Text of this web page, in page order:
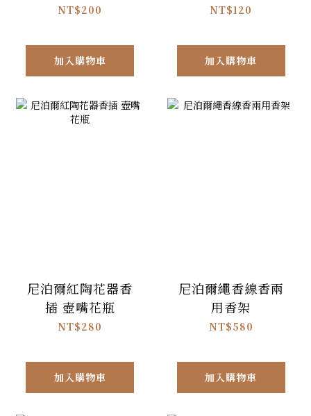
NT$200
加入購物車
NT$120
加入購物車
尼泊爾紅陶花器香
插 壺嘴花瓶
NT$280
加入購物車
尼泊爾繩香線香兩
用香架
NT$580
加入購物車